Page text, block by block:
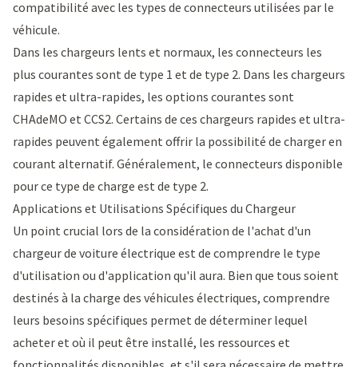
compatibilité avec les types de connecteurs utilisées par le
véhicule.
Dans les chargeurs lents et normaux, les connecteurs les
plus courantes sont de type 1 et de type 2. Dans les chargeurs
rapides et ultra-rapides, les options courantes sont
CHAdeMO et CCS2. Certains de ces chargeurs rapides et ultra-
rapides peuvent également offrir la possibilité de charger en
courant alternatif. Généralement, le connecteurs disponible
pour ce type de charge est de type 2.
Applications et Utilisations Spécifiques du Chargeur
Un point crucial lors de la considération de l'achat d'un
chargeur de voiture électrique est de comprendre le type
d'utilisation ou d'application qu'il aura. Bien que tous soient
destinés à la charge des véhicules électriques, comprendre
leurs besoins spécifiques permet de déterminer lequel
acheter et où il peut être installé, les ressources et